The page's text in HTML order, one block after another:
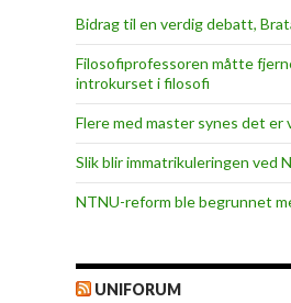
Bidrag til en verdig debatt,
Filosofiprofessoren måtte
introkurset i filosofi
Flere med master synes det er
Slik blir immatrikuleringen ved
NTNU-reform ble begrunnet
UNIFORUM